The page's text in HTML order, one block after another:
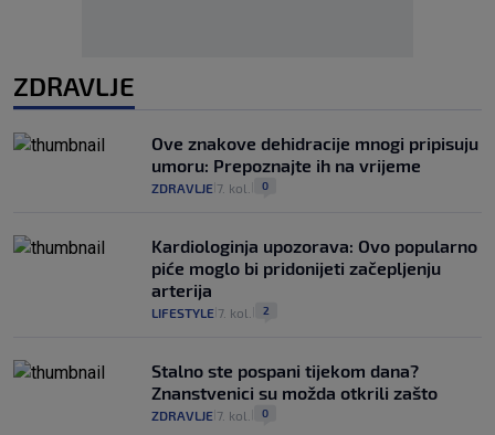
ZDRAVLJE
Ove znakove dehidracije mnogi pripisuju
umoru: Prepoznajte ih na vrijeme
ZDRAVLJE 7. kol. 0
Kardiologinja upozorava: Ovo popularno
piće moglo bi pridonijeti začepljenju
arterija
LIFESTYLE 7. kol. 2
Stalno ste pospani tijekom dana?
Znanstvenici su možda otkrili zašto
ZDRAVLJE 7. kol. 0